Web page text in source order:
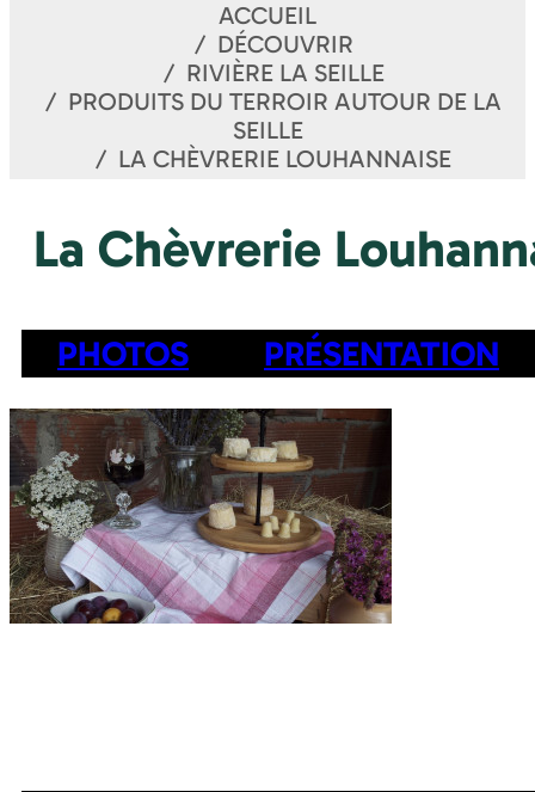
ACCUEIL
DÉCOUVRIR
RIVIÈRE LA SEILLE
PRODUITS DU TERROIR AUTOUR DE LA
SEILLE
LA CHÈVRERIE LOUHANNAISE
La Chèvrerie
PHOTOS PRÉSENTATION